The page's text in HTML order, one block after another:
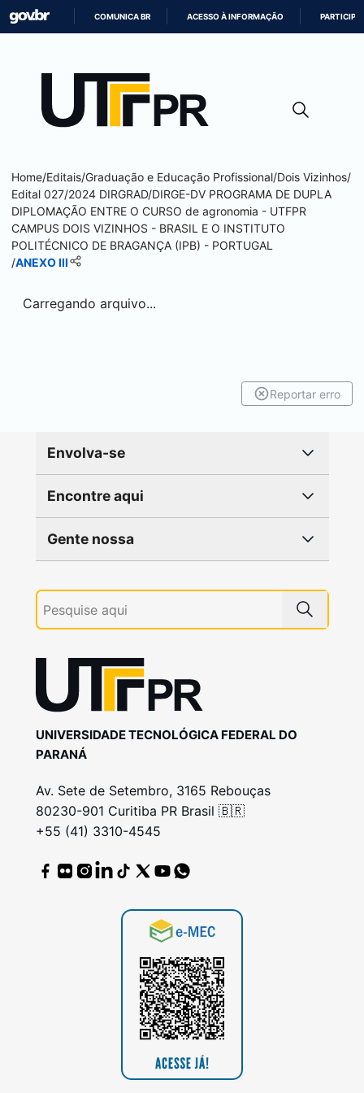
CONTEÚDO
COMUNICA BR ACESSO À INFORMAÇÃO PARTICIPE
Home/Editais/Graduação e Educação Profissional/Dois Vizinhos/
Edital 027/2024 DIRGRAD/DIRGE-DV PROGRAMA DE DUPLA
DIPLOMAÇÃO ENTRE O CURSO de agronomia - UTFPR
CAMPUS DOIS VIZINHOS - BRASIL E O INSTITUTO
POLITÉCNICO DE BRAGANÇA (IPB) - PORTUGAL
/ANEXO III
Carregando arquivo...
Reportar erro
Envolva-se
Encontre aqui
Gente nossa
UNIVERSIDADE TECNOLÓGICA FEDERAL DO
PARANÁ
Av. Sete de Setembro, 3165 Rebouças
80230-901 Curitiba PR Brasil 🇧🇷
+55 (41) 3310-4545